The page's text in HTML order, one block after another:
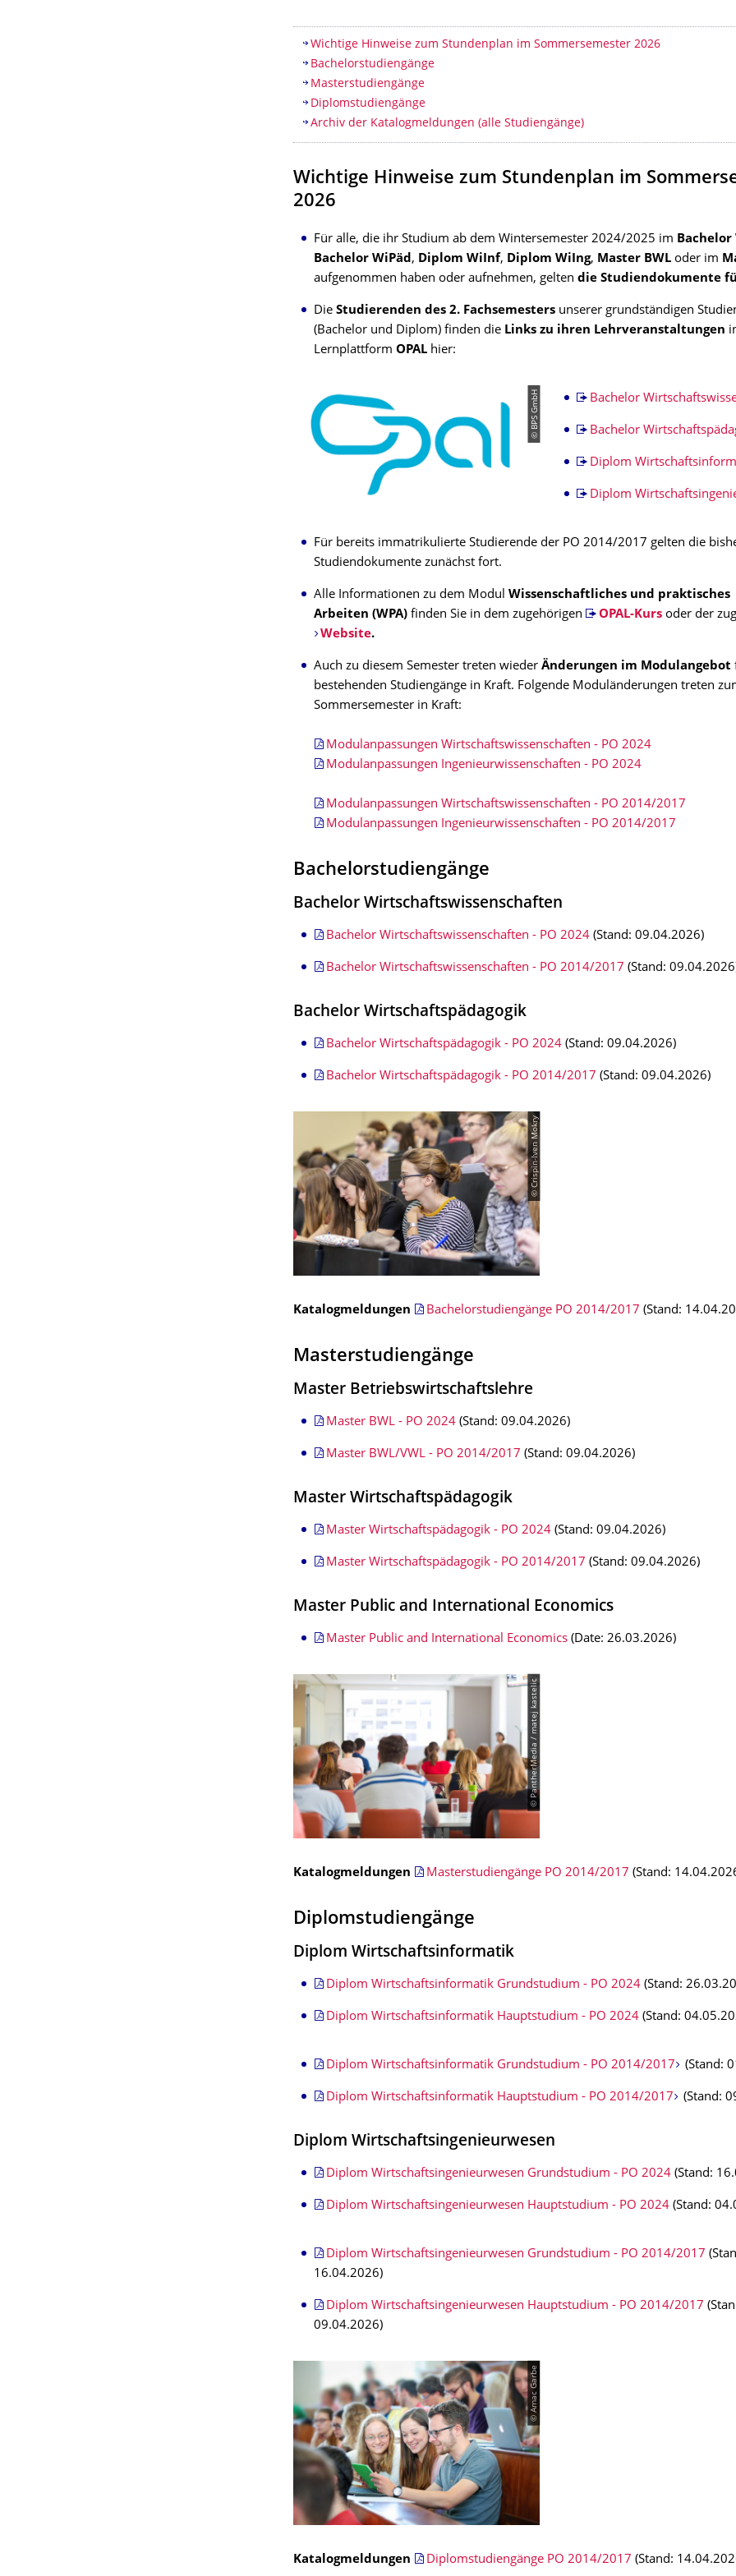
Inhaltsverzeichnis
Wichtige Hinweise zum Stundenplan im Sommersemester 2026
Bachelorstudiengänge
Masterstudiengänge
Diplomstudiengänge
Archiv der Katalogmeldungen (alle Studiengänge)
Wichtige Hinweise zum Stundenplan im
2026
Für alle, die ihr Studium ab dem Wintersemester 2024/2025 im Bachelor
Bachelor WiPäd, Diplom WiInf, Diplom WiIng, Master BWL oder im
aufgenommen haben oder aufnehmen, gelten die Studiendokumente
Die Studierenden des 2. Fachsemesters unserer grundständigen
(Bachelor und Diplom) finden die Links zu ihren Lehrveranstaltungen
Lernplattform OPAL hier:
© BPS GmbH Bachelor
Bachelor
Diplom
Diplom
Für bereits immatrikulierte Studierende der PO 2014/2017 gelten die
Studiendokumente zunächst fort.
Alle Informationen zu dem Modul Wissenschaftliches und praktisches
Arbeiten (WPA) finden Sie in dem zugehörigen OPAL-Kurs oder der
Website.
Auch zu diesem Semester treten wieder Änderungen im Modulangebot
bestehenden Studiengänge in Kraft. Folgende Moduländerungen treten
Sommersemester in Kraft:
Modulanpassungen Wirtschaftswissenschaften - PO 2024
Modulanpassungen Ingenieurwissenschaften - PO 2024
Modulanpassungen Wirtschaftswissenschaften - PO 2014/2017
Modulanpassungen Ingenieurwissenschaften - PO 2014/2017
Bachelorstudiengänge
Bachelor Wirtschaftswissenschaften
Bachelor Wirtschaftswissenschaften - PO 2024 (Stand: 09.04.2026)
Bachelor Wirtschaftswissenschaften - PO 2014/2017 (Stand:
Bachelor Wirtschaftspädagogik
Bachelor Wirtschaftspädagogik - PO 2024 (Stand: 09.04.2026)
Bachelor Wirtschaftspädagogik - PO 2014/2017 (Stand: 09.04.2026)
© Crispin-Iven Mokry
Katalogmeldungen Bachelorstudiengänge PO 2014/2017 (Stand:
Masterstudiengänge
Master Betriebswirtschaftslehre
Master BWL - PO 2024 (Stand: 09.04.2026)
Master BWL/VWL - PO 2014/2017 (Stand: 09.04.2026)
Master Wirtschaftspädagogik
Master Wirtschaftspädagogik - PO 2024 (Stand: 09.04.2026)
Master Wirtschaftspädagogik - PO 2014/2017 (Stand: 09.04.2026)
Master Public and International Economics
Master Public and International Economics (Date: 26.03.2026)
© PantherMedia / matej kastelic
Katalogmeldungen Masterstudiengänge PO 2014/2017 (Stand:
Diplomstudiengänge
Diplom Wirtschaftsinformatik
Diplom Wirtschaftsinformatik Grundstudium - PO 2024 (Stand:
Diplom Wirtschaftsinformatik Hauptstudium - PO 2024 (Stand:
Diplom Wirtschaftsinformatik Grundstudium - PO 2014/2017 (Stand:
Diplom Wirtschaftsinformatik Hauptstudium - PO 2014/2017 (Stand:
Diplom Wirtschaftsingenieurwesen
Diplom Wirtschaftsingenieurwesen Grundstudium - PO 2024 (Stand:
Diplom Wirtschaftsingenieurwesen Hauptstudium - PO 2024 (Stand:
Diplom Wirtschaftsingenieurwesen Grundstudium - PO 2014/2017
16.04.2026)
Diplom Wirtschaftsingenieurwesen Hauptstudium - PO 2014/2017
09.04.2026)
© Amac Garbe
Katalogmeldungen Diplomstudiengänge PO 2014/2017 (Stand: